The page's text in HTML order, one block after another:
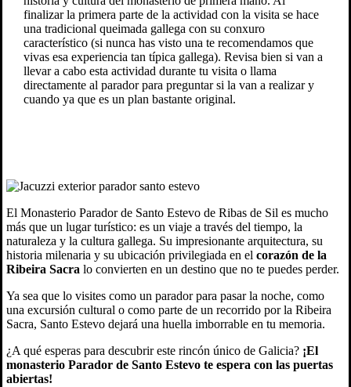
finalizar la primera parte de la actividad con la visita se hace
una tradicional queimada gallega con su conxuro
característico (si nunca has visto una te recomendamos que
vivas esa experiencia tan típica gallega). Revisa bien si van a
llevar a cabo esta actividad durante tu visita o llama
directamente al parador para preguntar si la van a realizar y
cuando ya que es un plan bastante original.
El Monasterio Parador de Santo Estevo de Ribas de Sil es mucho
más que un lugar turístico: es un viaje a través del tiempo, la
naturaleza y la cultura gallega. Su impresionante arquitectura, su
historia milenaria y su ubicación privilegiada en el corazón de la
Ribeira Sacra lo convierten en un destino que no te puedes perder.
Ya sea que lo visites como un parador para pasar la noche, como
una excursión cultural o como parte de un recorrido por la Ribeira
Sacra, Santo Estevo dejará una huella imborrable en tu memoria.
¿A qué esperas para descubrir este rincón único de Galicia? ¡El
monasterio Parador de Santo Estevo te espera con las puertas
abiertas!